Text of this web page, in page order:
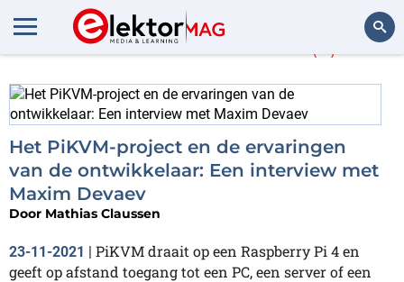
Meer overPiKVM
Het PiKVM-project en de ervaringen
van de ontwikkelaar: Een interview met
Maxim Devaev
Door Mathias Claussen
23-11-2021 | PiKVM draait op een Raspberry Pi 4 en
geeft op afstand toegang tot een PC, een server of een